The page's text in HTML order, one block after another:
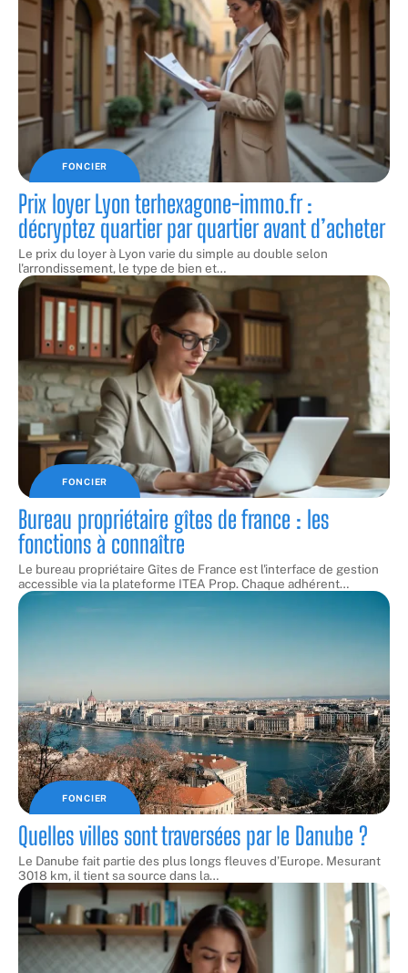
FONCIER
Prix loyer Lyon terhexagone-immo.fr :
décryptez quartier par quartier avant d’acheter
Le prix du loyer à Lyon varie du simple au double selon
l'arrondissement, le type de bien et…
FONCIER
Bureau propriétaire gîtes de france : les
fonctions à connaître
Le bureau propriétaire Gîtes de France est l'interface de gestion
accessible via la plateforme ITEA Prop. Chaque adhérent…
FONCIER
Quelles villes sont traversées par le Danube ?
Le Danube fait partie des plus longs fleuves d’Europe. Mesurant
3018 km, il tient sa source dans la…